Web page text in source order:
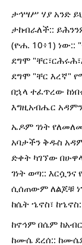
ታኅሣሥ ሃያ አንድ
ታከብራለች::
(ዮሐ. 10፥1)
ደግሞ
ደግሞ "ቸር እረኛ"
በኋላ ተፈጥረው
እግዚአብሔር አዳምን
ኤዶም ገነት
አባታችን ቅዱስ
ድቀት ካገኘው
ገነት ወጣ:: እርሷንና
ሲሰጠውም ለልጆቹ
ከሴት ኄኖስ፣
ከኖኅም በሴም
ከሙሴ ደረሰ::